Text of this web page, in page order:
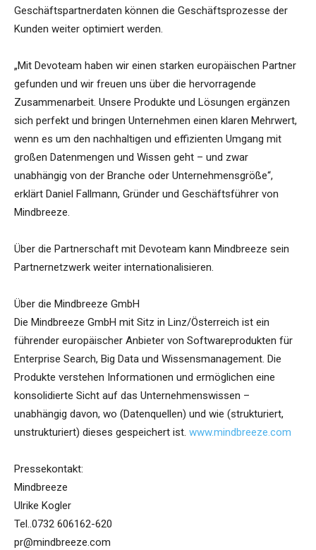
Geschäftspartnerdaten können die Geschäftsprozesse der
Kunden weiter optimiert werden.
„Mit Devoteam haben wir einen starken europäischen Partner
gefunden und wir freuen uns über die hervorragende
Zusammenarbeit. Unsere Produkte und Lösungen ergänzen
sich perfekt und bringen Unternehmen einen klaren Mehrwert,
wenn es um den nachhaltigen und effizienten Umgang mit
großen Datenmengen und Wissen geht – und zwar
unabhängig von der Branche oder Unternehmensgröße“,
erklärt Daniel Fallmann, Gründer und Geschäftsführer von
Mindbreeze.
Über die Partnerschaft mit Devoteam kann Mindbreeze sein
Partnernetzwerk weiter internationalisieren.
Über die Mindbreeze GmbH
Die Mindbreeze GmbH mit Sitz in Linz/Österreich ist ein
führender europäischer Anbieter von Softwareprodukten für
Enterprise Search, Big Data und Wissensmanagement. Die
Produkte verstehen Informationen und ermöglichen eine
konsolidierte Sicht auf das Unternehmenswissen –
unabhängig davon, wo (Datenquellen) und wie (strukturiert,
unstrukturiert) dieses gespeichert ist. www.mindbreeze.com
Pressekontakt:
Mindbreeze
Ulrike Kogler
Tel..0732 606162-620
pr@mindbreeze.com